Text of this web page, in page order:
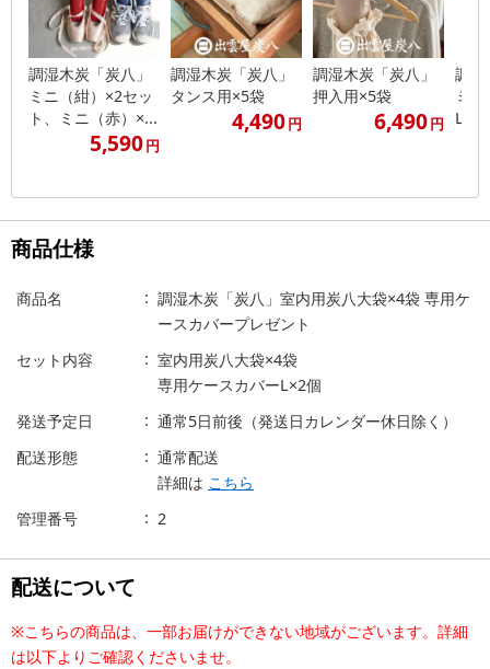
調湿木炭「炭八」
ミニ（紺）×2セッ
ト、ミニ（赤）×...
5,590円
調湿木炭「炭八」
タンス用×5袋
4,490円
調湿木炭「炭八」
押入用×5袋
6,490円
調湿
ミ
L×5
商品仕様
商品名
調湿木炭「炭八」室内用炭八大袋×4袋 専用ケ
ースカバープレゼント
セット内容
室内用炭八大袋×4袋
専用ケースカバーL×2個
発送予定日
通常5日前後（発送日カレンダー休日除く）
配送形態
通常配送
詳細は こちら
管理番号
2
配送について
※こちらの商品は、一部お届けができない地域がございます。詳細
は以下よりご確認くださいませ。